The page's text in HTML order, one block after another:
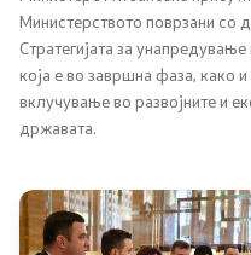
Странски државјани
Колку сте задоволни од
Новости
Министерството поврзани со
Стратегијата за
која е во завршна фаза, како
вклучување во развојните и
државата.